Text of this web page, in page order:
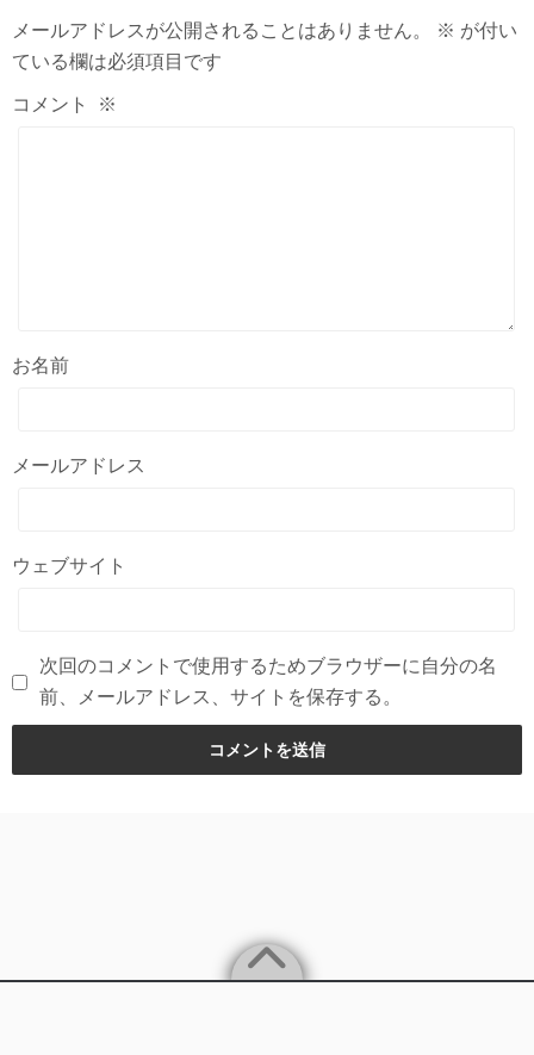
メールアドレスが公開されることはありません。 ※ が付い
ている欄は必須項目です
コメント ※
お名前
メールアドレス
ウェブサイト
次回のコメントで使用するためブラウザーに自分の名
前、メールアドレス、サイトを保存する。